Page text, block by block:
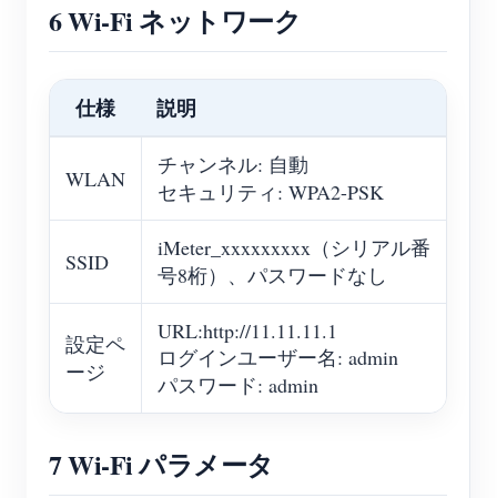
6 Wi-Fi ネットワーク
仕様 説明
WLAN
チャンネル: 自動
セキュリティ: WPA2-PSK
SSID
iMeter_xxxxxxxxx（シリアル番
号8桁）、パスワードなし
設定ペ
ージ
URL:http://11.11.11.1
ログインユーザー名: admin
パスワード: admin
7 Wi-Fi パラメータ